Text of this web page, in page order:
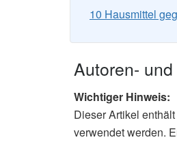
10 Hausmittel
Autoren-
Wichtiger Hinweis:
Dieser Artikel
verwendet werden.